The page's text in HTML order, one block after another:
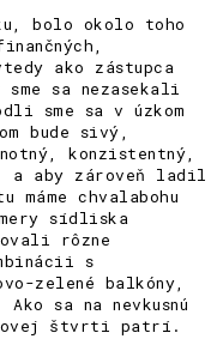
bolo okolo toho
ako zástupca
sa nezasekali
sme sa v úzkom
bude sivý,
konzistentný,
a aby zároveň ladil
chvalabohu
sídliska
rôzne
s
zelené balkóny,
sa na nevkusnú
štvrti patrí.